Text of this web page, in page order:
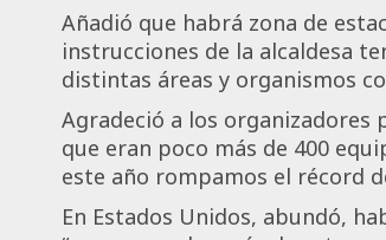
Añadió que habrá zona de
instrucciones de la alcaldesa
distintas áreas y organismos
Agradeció a los organizadores
que eran poco más de 400
este año rompamos el récord
En Estados Unidos, abundó,